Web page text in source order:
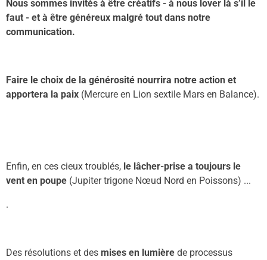
Nous sommes invités à être créatifs - à nous lover là s’il le
faut - et à être généreux malgré tout dans notre
communication.
Faire le choix de la générosité nourrira notre action et
apportera la paix (Mercure en Lion sextile Mars en Balance).
Enfin, en ces cieux troublés, le lâcher-prise a toujours le
vent en poupe (Jupiter trigone Nœud Nord en Poissons) ...
.
Des résolutions et des mises en lumière de processus